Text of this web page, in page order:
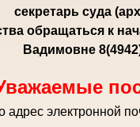
секретарь суда
обращаться к
Вадимовне
электронной